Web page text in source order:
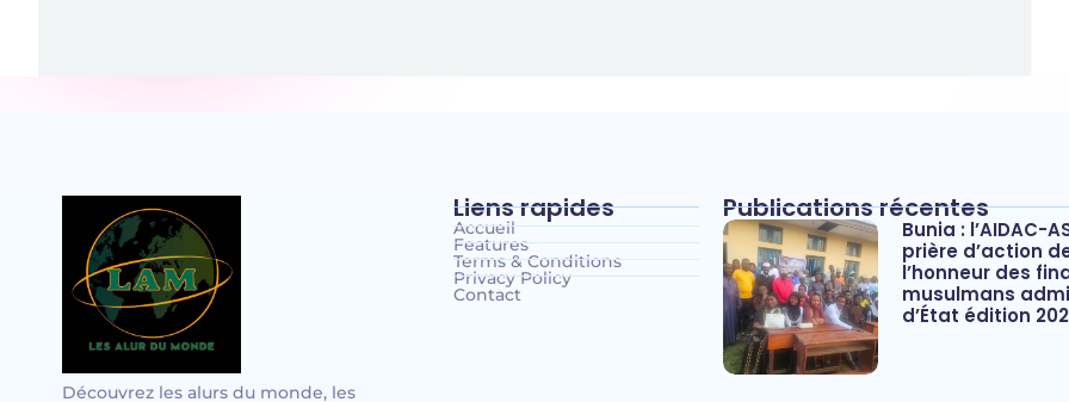
Découvrez les alurs du monde, les
Liens rapides
Accueil
Features
Terms & Conditions
Privacy Policy
Contact
Publications récentes
Bunia : l’AIDAC-
prière d’action
l’honneur des
musulmans
d’État édition